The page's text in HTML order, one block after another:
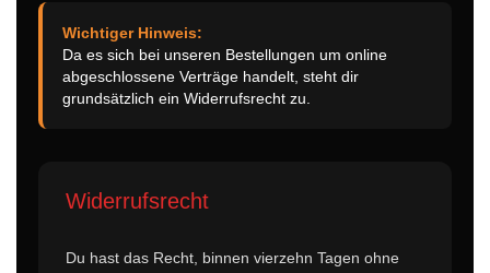
Wichtiger Hinweis:
Da es sich bei unseren Bestellungen um online
abgeschlossene Verträge handelt, steht dir
grundsätzlich ein Widerrufsrecht zu.
Widerrufsrecht
Du hast das Recht, binnen vierzehn Tagen ohne